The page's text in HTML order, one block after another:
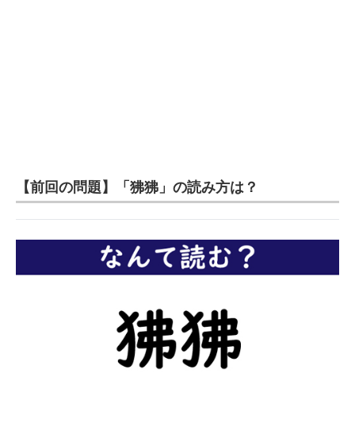
【前回の問題】「狒狒」の読み方は？